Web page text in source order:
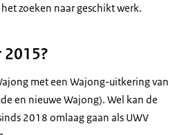
zoeken naar geschikt werk.
2015?
met een Wajong-uitkering van
en nieuwe Wajong). Wel kan de
2018 omlaag gaan als UWV